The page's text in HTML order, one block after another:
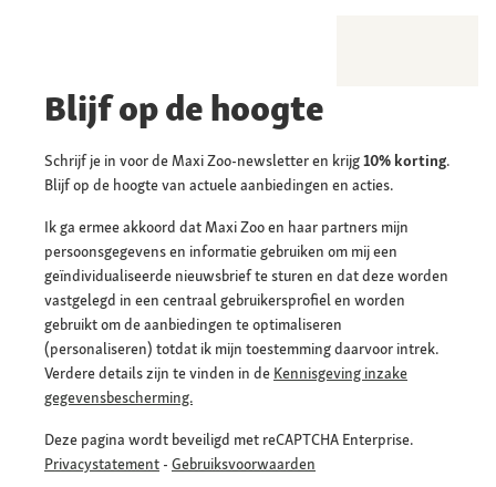
Blijf op de hoogte
Schrijf je in voor de Maxi Zoo-newsletter en krijg10% korting.
Blijf op de hoogte van actuele aanbiedingen en acties.
Ik ga ermee akkoord dat Maxi Zoo en haar partners mijn
persoonsgegevens en informatie gebruiken om mij een
geïndividualiseerde nieuwsbrief te sturen en dat deze worden
vastgelegd in een centraal gebruikersprofiel en worden
gebruikt om de aanbiedingen te optimaliseren
(personaliseren) totdat ik mijn toestemming daarvoor intrek.
Verdere details zijn te vinden in de Kennisgeving inzake
gegevensbescherming.
Deze pagina wordt beveiligd met reCAPTCHA Enterprise.
Privacystatement - Gebruiksvoorwaarden